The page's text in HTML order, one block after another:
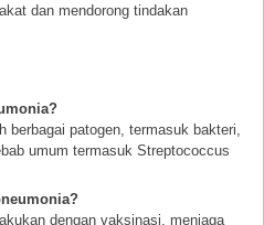
dan mendorong tindakan
berbagai patogen, termasuk bakteri,
umum termasuk Streptococcus
dengan vaksinasi, menjaga